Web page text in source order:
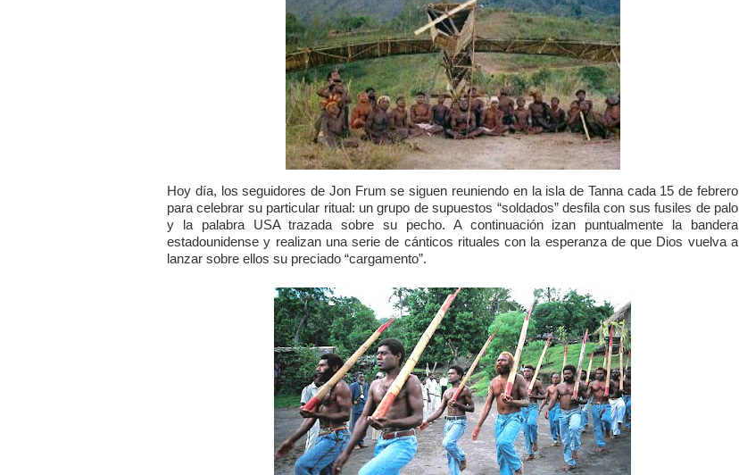
Hoy día, los seguidores de Jon Frum se siguen reuniendo en la isla de Tanna cada 15 de febrero
para celebrar su particular ritual: un grupo de supuestos “soldados” desfila con sus fusiles de palo
y la palabra USA trazada sobre su pecho. A continuación izan puntualmente la bandera
estadounidense y realizan una serie de cánticos rituales con la esperanza de que Dios vuelva a
lanzar sobre ellos su preciado “cargamento”.